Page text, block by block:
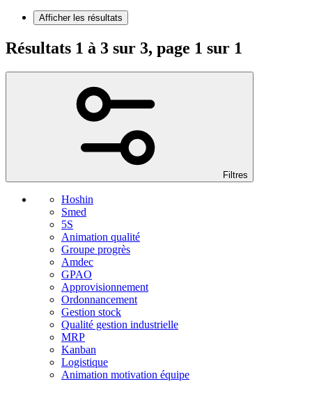
Afficher les résultats
Résultats 1 à 3 sur 3, page 1 sur 1
Filtres
Hoshin
Smed
5S
Animation qualité
Groupe progrès
Amdec
GPAO
Approvisionnement
Ordonnancement
Gestion stock
Qualité gestion industrielle
MRP
Kanban
Logistique
Animation motivation équipe